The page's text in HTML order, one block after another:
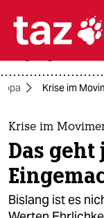

themen
politik
öko
usa
Krise im
Krise im
Das geht
Bislang ist es